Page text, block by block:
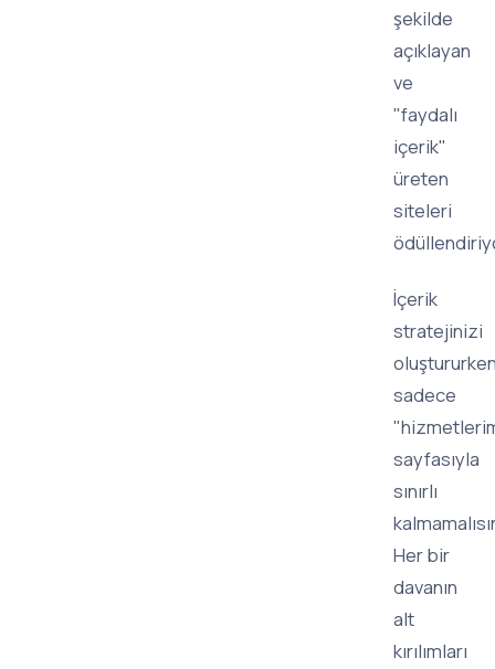
şekilde
açıklayan
ve
"faydalı
içerik"
üreten
siteleri
İçerik
stratejinizi
sadece
sayfasıyla
sınırlı
Her bir
davanın
alt
kırılımları